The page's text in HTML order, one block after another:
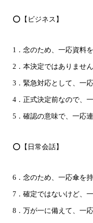
⭕【ビジネス】
1．念のため、一応資料
2．本決定ではありませ
3．緊急対応として、一
4．正式決定前なので、
5．確認の意味で、一応
⭕【日常会話】
6．念のため、一応傘を
7．確定ではないけど、
8．万が一に備えて、一